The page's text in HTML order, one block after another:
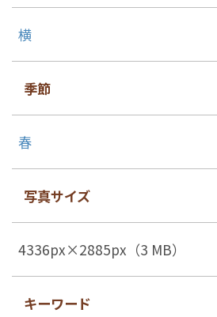
横
季節
春
写真サイズ
4336px×2885px（3 MB）
キーワード